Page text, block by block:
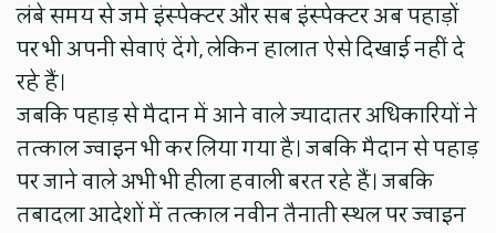
लंबे समय से जमे इंस्पेक्टर और सब इंस्पेक्टर अब पहाड़ों
पर भी अपनी सेवाएं देंगे, लेकिन हालात ऐसे दिखाई नहीं दे
रहे हैं।
जबकि पहाड़ से मैदान में आने वाले ज्यादातर अधिकारियों ने
तत्काल ज्वाइन भी कर लिया गया है। जबकि मैदान से पहाड़
पर जाने वाले अभी भी हीला हवाली बरत रहे हैं। जबकि
तबादला आदेशों में तत्काल नवीन तैनाती स्थल पर ज्वाइन